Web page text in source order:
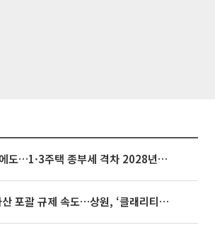
종부세 개편에도…1·3주택 종부세 격차 2028년부터 확대
미국, 가상자산 포괄 규제 속도…상원, ‘클래리티법’ 9월 절차투표 추진